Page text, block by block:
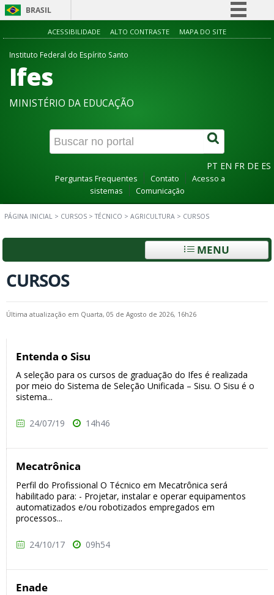
BRASIL
Simplifique!
Canais
ACESSIBILIDADE ALTO CONTRASTE MAPA DO SITE
Instituto Federal do Espírito Santo
Ifes
MINISTÉRIO DA EDUCAÇÃO
PT EN FR DE ES
Perguntas Frequentes Contato
Acesso a
sistemas
Comunicação
PÁGINA INICIAL > CURSOS >TÉCNICO > AGRICULTURA > CURSOS
MENU
CURSOS
Última atualização em Quarta, 05 de Agosto de 2026, 16h26
Entenda o Sisu
A seleção para os cursos de graduação do Ifes é realizada
por meio do Sistema de Seleção Unificada – Sisu. O Sisu é o
sistema...
24/07/19 14h46
Mecatrônica
Perfil do Profissional O Técnico em Mecatrônica será
habilitado para: - Projetar, instalar e operar equipamentos
automatizados e/ou robotizados empregados em
processos...
24/10/17 09h54
Enade